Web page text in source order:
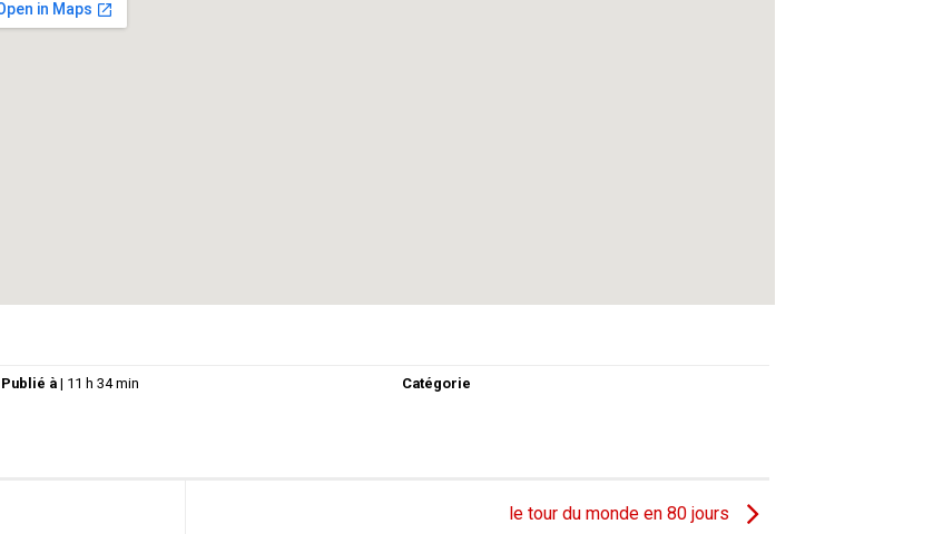
Publié à | 11 h 34 min Catégorie
le tour du monde en 80 jours